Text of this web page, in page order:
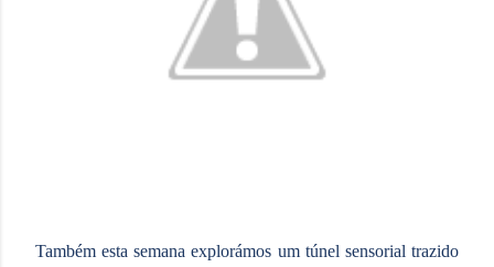
Também esta semana explorámos um túnel sensorial trazido